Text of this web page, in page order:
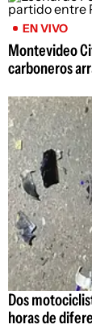
EN VIVO
Montevideo
carboneros
Dos
horas de